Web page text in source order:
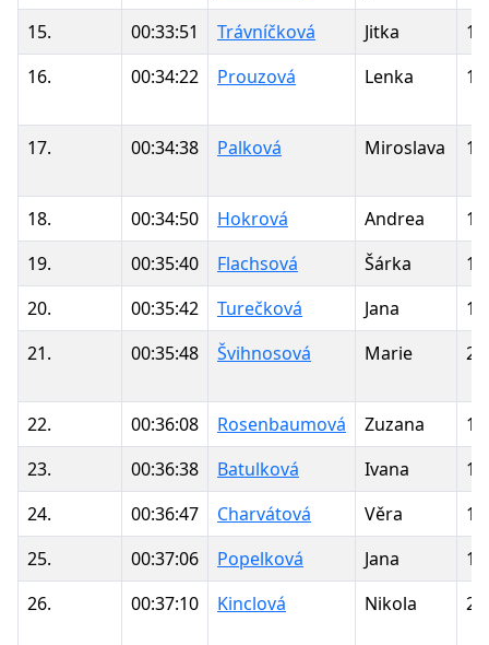
15.
00:33:51 Trávníčková Jitka
16.
00:34:22 Prouzová Lenka
17. 00:34:38 Palková Miroslava
18. 00:34:50 Hokrová Andrea
19.
00:35:40 Flachsová Šárka
20.
00:35:42 Turečková Jana
21.
00:35:48 Švihnosová Marie
22. 00:36:08 Rosenbaumová Zuzana
23.
00:36:38 Batulková Ivana
24.
00:36:47 Charvátová Věra
25.
00:37:06 Popelková Jana
26.
00:37:10 Kinclová Nikola